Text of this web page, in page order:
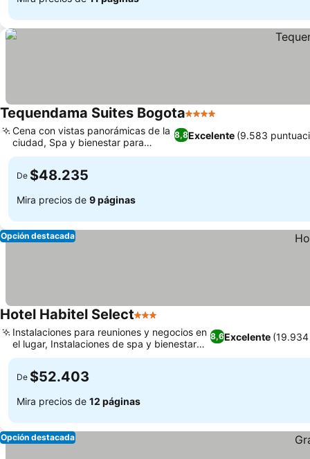
Tequendama Suites Bogota4 Estrellas
8,8Excelente (9.583
Cena con vistas panorámicas de la
ciudad, Spa y bienestar para
relajarte
De $48.235
Mira precios de 9 páginas
Opción destacada
Hotel Habitel Select3 Estrellas
8,6Excelente
Instalaciones para reuniones y negocios en
el lugar, Instalaciones de spa y bienestar
rejuvenecedoras
De $52.403
Mira precios de 12 páginas
Opción destacada